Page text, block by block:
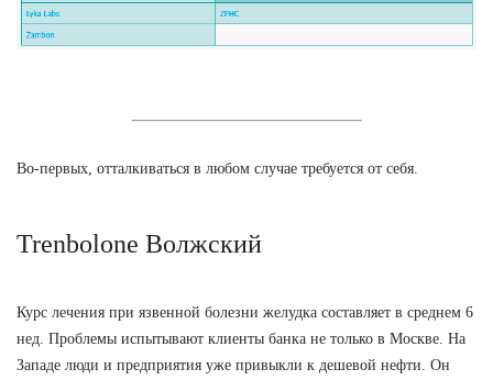
Во-первых, отталкиваться в любом случае требуется от себя.
Trenbolone Волжский
Курс лечения при язвенной болезни желудка составляет в среднем 6
нед. Проблемы испытывают клиенты банка не только в Москве. На
Западе люди и предприятия уже привыкли к дешевой нефти. Он